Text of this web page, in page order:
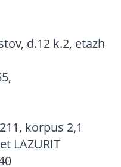
d.12 k.2, etazh
,
korpus 2,1
LAZURIT